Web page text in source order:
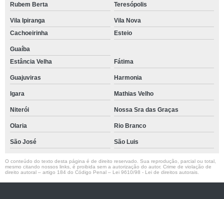
Rubem Berta Teresópolis
Vila Ipiranga
Vila Nova
Cachoeirinha
Esteio
Guaíba
Estância Velha
Fátima
Guajuviras Harmonia
Igara Mathias Velho
Niterói Nossa Sra das Graças
Olaria Rio Branco
São José São Luis
O conteúdo do texto desta página é de direito reservado. Sua reprodução, parcial ou total,
mesmo citando nossos links, é proibida sem a autorização do autor. Crime de violação de
direito autoral – artigo 184 do Código Penal – Lei 9610/98 - Lei de direitos autorais